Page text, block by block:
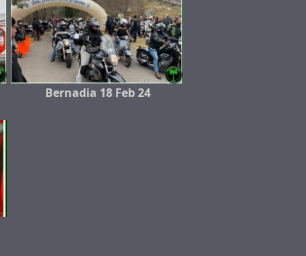
Bernadia 18 Feb 24